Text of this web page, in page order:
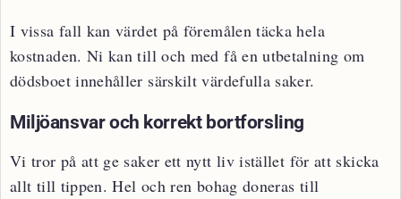
I vissa fall kan värdet på föremålen täcka hela
kostnaden. Ni kan till och med få en utbetalning om
dödsboet innehåller särskilt värdefulla saker.
Miljöansvar och korrekt bortforsling
Vi tror på att ge saker ett nytt liv istället för att skicka
allt till tippen. Hel och ren bohag doneras till